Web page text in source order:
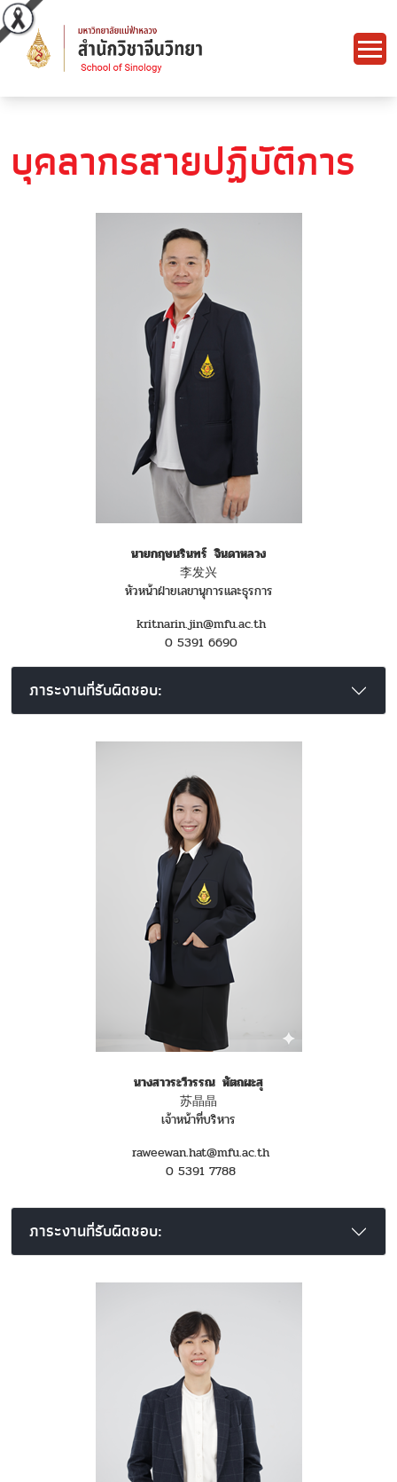
บุคลากรสายปฏิบัติการ
นายกฤษนรินทร์ จินดาหลวง
李发兴
หัวหน้าฝ่ายเลขานุการและธุรการ
kritnarin.jin@mfu.ac.th
0 5391 6690
ภาระงานที่รับผิดชอบ:
นางสาวระวีวรรณ หัตถผะสุ
苏晶晶
เจ้าหน้าที่บริหาร
raweewan.hat@mfu.ac.th
0 5391 7788
ภาระงานที่รับผิดชอบ: